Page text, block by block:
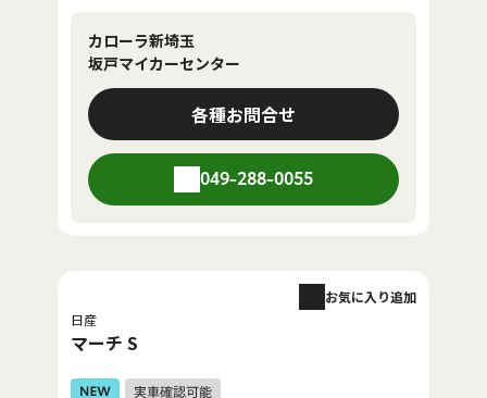
カローラ新埼玉
坂戸マイカーセンター
各種お問合せ
049-288-0055
日産
マーチ S
お気に入り追加